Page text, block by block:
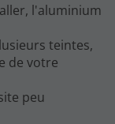
l'aluminium
teintes,
de votre
peu